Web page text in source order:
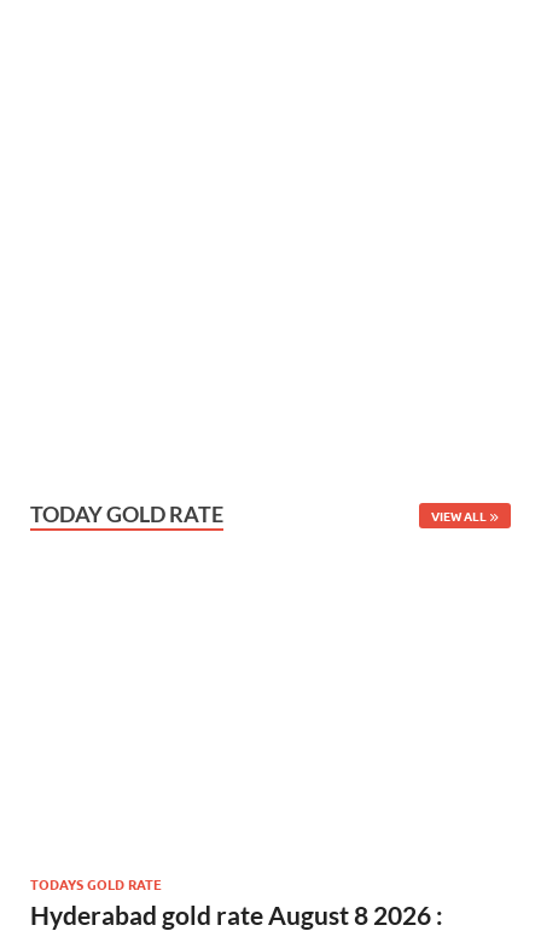
TODAY GOLD RATE VIEW ALL
TODAYS GOLD RATE
Hyderabad gold rate August 8 2026 :